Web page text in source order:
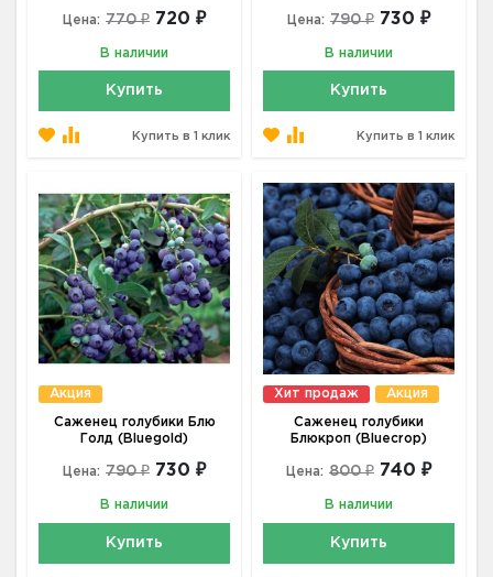
Цена: 770 ₽ 720 ₽
В наличии
Купить
Купить в 1 клик
Цена: 790 ₽ 730 ₽
В наличии
Купить
Купить в 1 клик
Акция
Саженец голубики Блю
Голд (Bluegold)
Цена: 790 ₽ 730 ₽
В наличии
Купить
Хит продаж Акция
Саженец голубики
Блюкроп (Bluecrop)
Цена: 800 ₽ 740 ₽
В наличии
Купить